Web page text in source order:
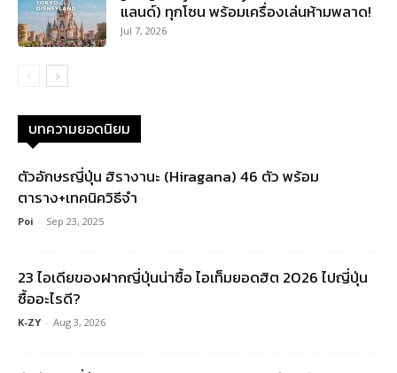
แลนด์) ทุกโซน พร้อมเครื่องเล่นห้ามพลาด!
Jul 7, 2026
บทความยอดนิยม
ตัวอักษรญี่ปุ่น ฮิรางานะ (Hiragana) 46 ตัว พร้อม
ตาราง+เทคนิควิธีจำ
Poi - Sep 23, 2025
23 ไอเดียของฝากญี่ปุ่นน่าซื้อ ไอเท็มยอดฮิต 2026 ไปญี่ปุ่น
ซื้ออะไรดี?
K-ZY - Aug 3, 2026